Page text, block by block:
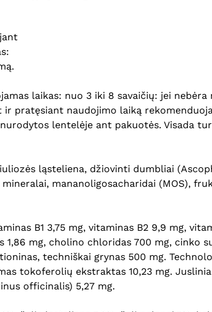
laikas: nuo 3 iki 8 savaičių: jei
pratęsiant naudojimo laiką
lentelėje ant pakuotės. Visada
ląsteliena, džiovinti dumbliai
mananoligosacharidai (MOS),
B1 3,75 mg, vitaminas B2 9,9 mg,
mg, cholino chloridas 700 mg, cinko
techniškai grynas 500 mg.
tokoferolių ekstraktas 10,23 mg.
officinalis) 5,27 mg.